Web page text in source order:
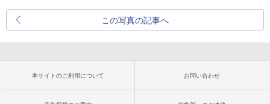
この写真の記事へ
本サイトのご利用について お問い合わせ